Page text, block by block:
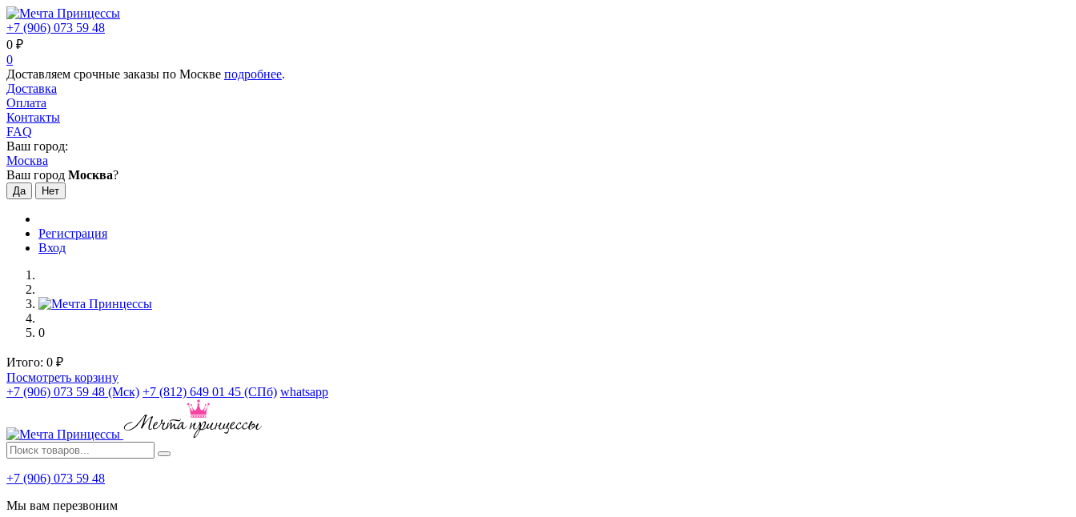
+7 (906) 073 59 48
0 ₽
0
Доставляем срочные заказы по Москве подробнее.
Доставка
Оплата
Контакты
FAQ
Ваш город:
Москва
Ваш город Москва?
Регистрация
Вход
0
Итого: 0 ₽
Посмотреть корзину
+7 (906) 073 59 48 (Мск) +7 (812) 649 01 45 (СПб) whatsapp
+7 (906) 073 59 48
Мы вам перезвоним